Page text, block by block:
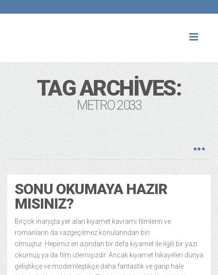
TAG ARCHIVES:
METRO 2033
SONU OKUMAYA HAZIR
MISINIZ?
Birçok inanışta yer alan kıyamet kavramı filmlerin ve
romanların da vazgeçilmez konularından biri
olmuştur. Hepimiz en azından bir defa kıyamet ile ilgili bir yazı
okumuş ya da film izlemişizdir. Ancak kıyamet hikayeleri dünya
geliştikçe ve modernleştikçe daha fantastik ve garip hale